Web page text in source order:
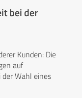
bei der
Kunden: Die
auf
Wahl eines